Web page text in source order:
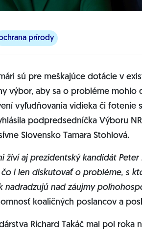
prírody
sú pre meškajúce dotácie v
výbor, aby sa o probléme mohlo
vyľudňovania vidieka či fotenie
podpredsedníčka Výboru
Slovensko Tamara Stohlová.
živí aj prezidentský kandidát
i len diskutovať o probléme, s
nadradzujú nad záujmy
koaličných poslancov a
Richard Takáč mal pol roka